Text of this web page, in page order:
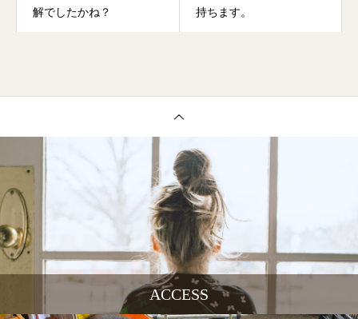
解でしたかね？
持ちます。
ACCESS